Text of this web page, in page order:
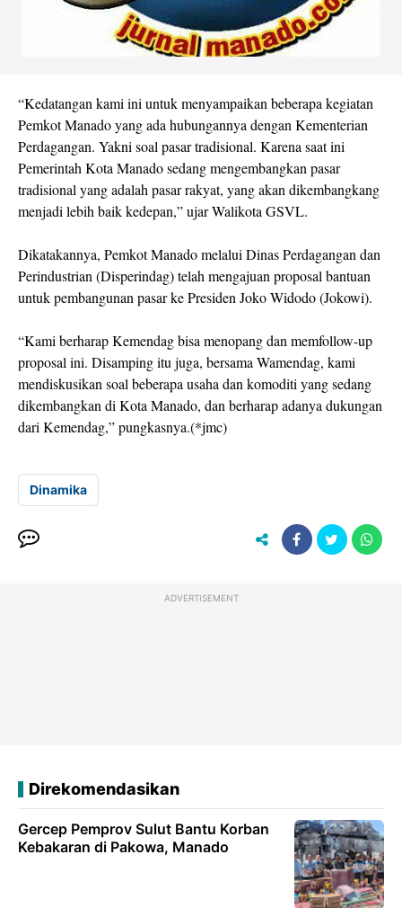
“Kedatangan kami ini untuk menyampaikan beberapa kegiatan
Pemkot Manado yang ada hubungannya dengan Kementerian
Perdagangan. Yakni soal pasar tradisional. Karena saat ini
Pemerintah Kota Manado sedang mengembangkan pasar
tradisional yang adalah pasar rakyat, yang akan dikembangkang
menjadi lebih baik kedepan,” ujar Walikota GSVL.
Dikatakannya, Pemkot Manado melalui Dinas Perdagangan dan
Perindustrian (Disperindag) telah mengajuan proposal bantuan
untuk pembangunan pasar ke Presiden Joko Widodo (Jokowi).
“Kami berharap Kemendag bisa menopang dan memfollow-up
proposal ini. Disamping itu juga, bersama Wamendag, kami
mendiskusikan soal beberapa usaha dan komoditi yang sedang
dikembangkan di Kota Manado, dan berharap adanya dukungan
dari Kemendag,” pungkasnya.(*jmc)
Dinamika
ADVERTISEMENT
Direkomendasikan
Gercep Pemprov Sulut Bantu Korban
Kebakaran di Pakowa, Manado